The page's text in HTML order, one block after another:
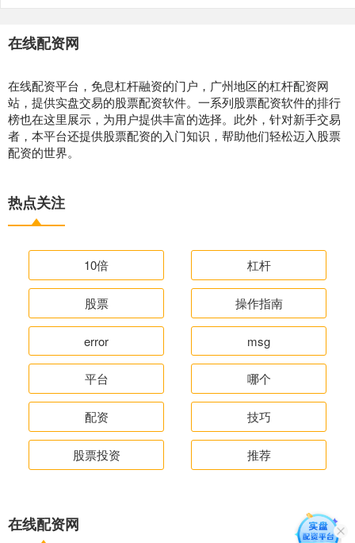
在线配资网
在线配资平台，免息杠杆融资的门户，广州地区的杠杆配资网
站，提供实盘交易的股票配资软件。一系列股票配资软件的排行
榜也在这里展示，为用户提供丰富的选择。此外，针对新手交易
者，本平台还提供股票配资的入门知识，帮助他们轻松迈入股票
配资的世界。
热点关注
10倍 杠杆
股票 操作指南
error msg
平台 哪个
配资 技巧
股票投资 推荐
在线配资网